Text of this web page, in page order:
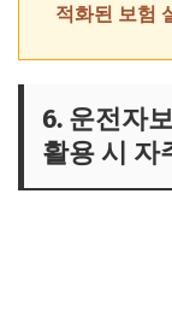
적화된 보험
6. 운전자
활용 시 자